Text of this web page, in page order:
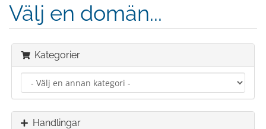
Välj en domän...
Kategorier
Handlingar